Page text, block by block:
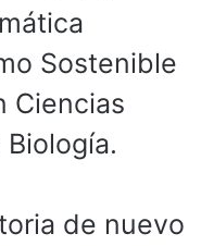
Sostenible
Ciencias
de nuevo